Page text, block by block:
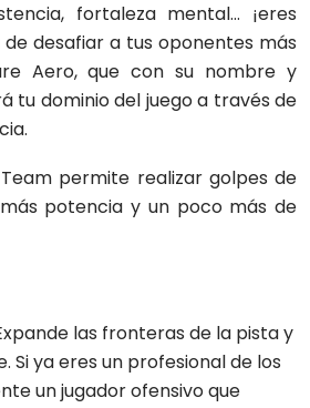
fortaleza mental… ¡eres
desafiar a tus oponentes más
Aero, que con su nombre y
tu dominio del juego a través de
Team permite realizar golpes de
potencia y un poco más de
las fronteras de la pista y
Si ya eres un profesional de los
un jugador ofensivo que